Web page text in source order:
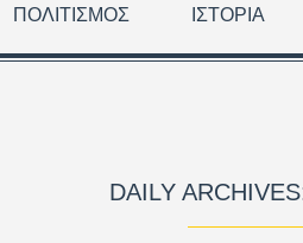
ΠΟΛΙΤΙΣΜΌΣ ΙΣΤΟΡΊΑ
DAILY